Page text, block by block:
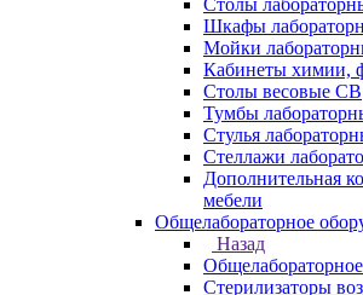
Столы
Шкафы
Мойки
Кабинеты химии,
Столы весовые СВ
Тумбы
Стулья
Стеллажи
Дополнительная
мебели
Общелабораторное
Назад
Стерилизаторы